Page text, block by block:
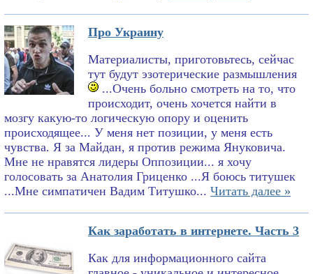
Про Украину
Материалисты, приготовьтесь, сейчас
тут будут эзотерические размышления
...Очень больно смотреть на то, что
происходит, очень хочется найти в
мозгу какую-то логическую опору и оценить
происходящее... У меня нет позиции, у меня есть
чувства. Я за Майдан, я против режима Януковича.
Мне не нравятся лидеры Оппозиции... я хочу
голосовать за Анатолия Гриценко ...Я боюсь титушек
...Мне симпатичен Вадим Титушко... Читать далее »
Как заработать в интернете. Часть 3
Как для информационного сайта